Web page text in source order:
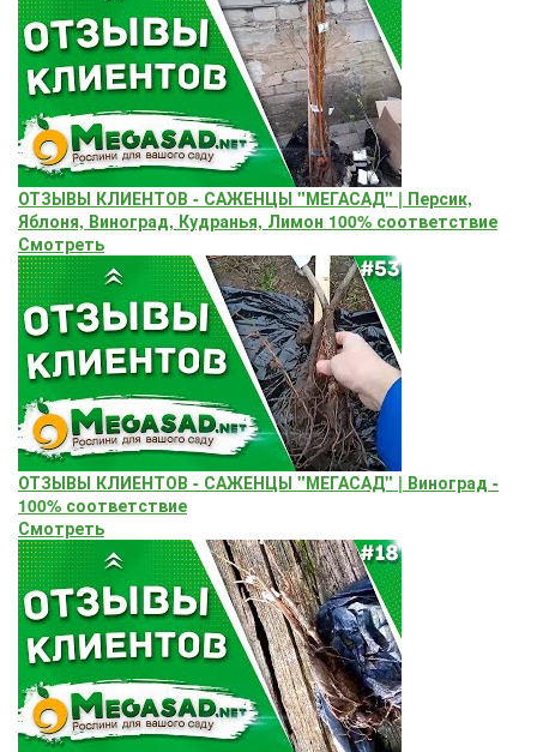
ОТЗЫВЫ КЛИЕНТОВ - САЖЕНЦЫ "МЕГАСАД" | Персик,
Яблоня, Виноград, Кудранья, Лимон 100% соответствие
Смотреть
ОТЗЫВЫ КЛИЕНТОВ - САЖЕНЦЫ "МЕГАСАД" | Виноград -
100% соответствие
Смотреть